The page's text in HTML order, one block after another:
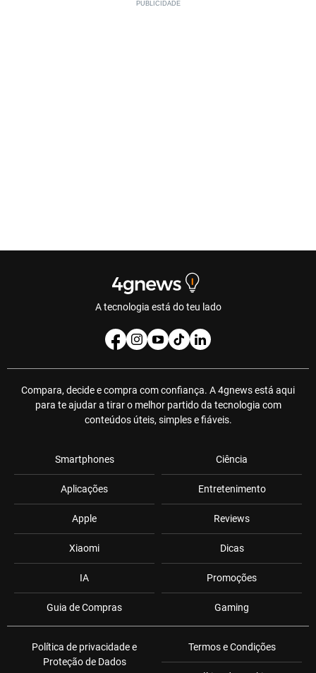
A tecnologia está do teu lado
Compara, decide e compra com confiança. A 4gnews está aqui
para te ajudar a tirar o melhor partido da tecnologia com
conteúdos úteis, simples e fiáveis.
Smartphones
Aplicações
Apple
Xiaomi
IA
Guia de Compras
Ciência
Entretenimento
Reviews
Dicas
Promoções
Gaming
Política de privacidade e
Proteção de Dados
Termos e Condições